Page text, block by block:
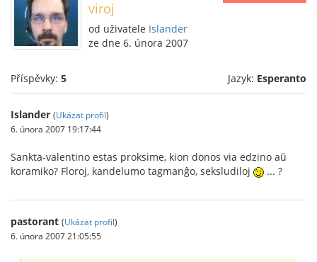
viroj
od uživatele Islander
ze dne 6. února 2007
Příspěvky: 5 Jazyk: Esperanto
Islander (Ukázat profil)
6. února 2007 19:17:44
Sankta-valentino estas proksime, kion donos via edzino aŭ
koramiko? Floroj, kandelumo tagmanĝo, seksludiloj
... ?
pastorant (Ukázat profil)
6. února 2007 21:05:55